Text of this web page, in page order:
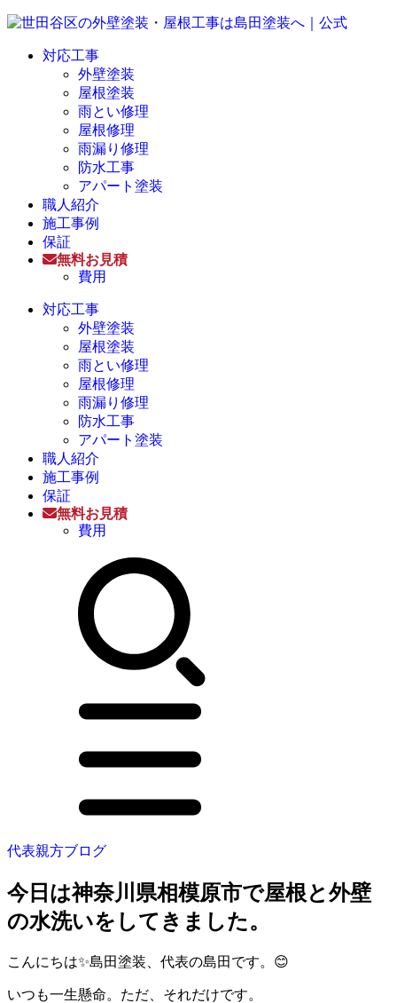
対応工事
外壁塗装
屋根塗装
雨とい修理
屋根修理
雨漏り修理
防水工事
アパート塗装
職人紹介
施工事例
保証
無料お見積
費用
対応工事
外壁塗装
屋根塗装
雨とい修理
屋根修理
雨漏り修理
防水工事
アパート塗装
職人紹介
施工事例
保証
無料お見積
費用
代表親方ブログ
今日は神奈川県相模原市で屋根と外壁
の水洗いをしてきました。
こんにちは✨島田塗装、代表の島田です。😊
いつも一生懸命。ただ、それだけです。